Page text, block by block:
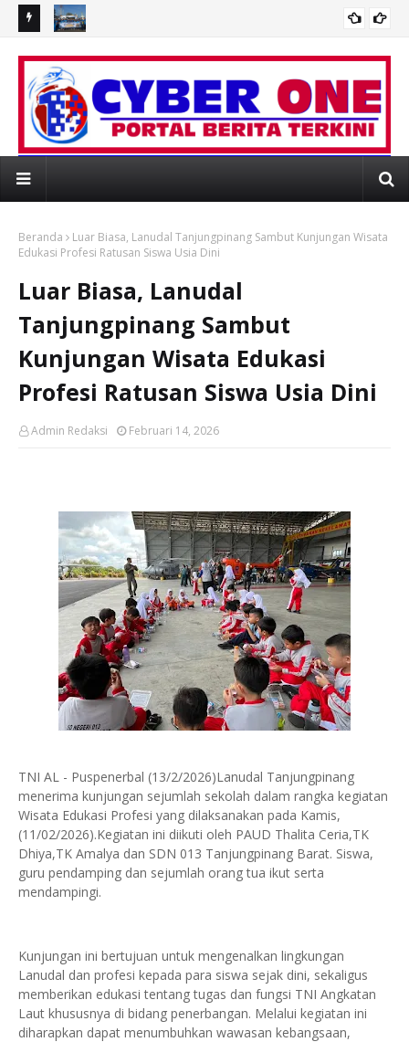
Semarak Jalasenstri Run dan Bakti Sosial
Beranda
Luar Biasa, Lanudal Tanjungpinang Sambut Kunjungan Wisata
Edukasi Profesi Ratusan Siswa Usia Dini
Luar Biasa, Lanudal
Tanjungpinang Sambut
Kunjungan Wisata Edukasi
Profesi Ratusan Siswa Usia Dini
Admin Redaksi Februari 14, 2026
TNI AL - Puspenerbal (13/2/2026)Lanudal Tanjungpinang
menerima kunjungan sejumlah sekolah dalam rangka kegiatan
Wisata Edukasi Profesi yang dilaksanakan pada Kamis,
(11/02/2026).Kegiatan ini diikuti oleh PAUD Thalita Ceria,TK
Dhiya,TK Amalya dan SDN 013 Tanjungpinang Barat. Siswa,
guru pendamping dan sejumlah orang tua ikut serta
mendampingi.
Kunjungan ini bertujuan untuk mengenalkan lingkungan
Lanudal dan profesi kepada para siswa sejak dini, sekaligus
memberikan edukasi tentang tugas dan fungsi TNI Angkatan
Laut khususnya di bidang penerbangan. Melalui kegiatan ini
diharapkan dapat menumbuhkan wawasan kebangsaan,